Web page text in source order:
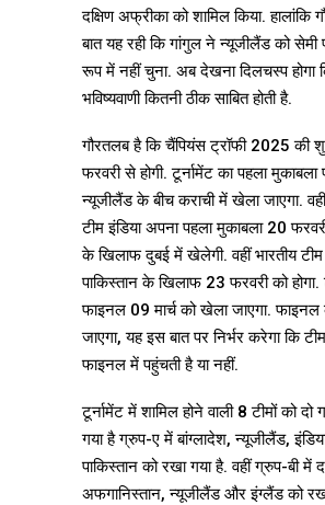
दक्षिण अफ्रीका को शामिल किया. हालांकि
बात यह रही कि गांगुल ने न्यूजीलैंड को
रूप में नहीं चुना. अब देखना दिलचस्प होगा
भविष्यवाणी कितनी ठीक साबित होती है.
गौरतलब है कि चैंपियंस ट्रॉफी 2025
फरवरी से होगी. टूर्नामेंट का पहला
न्यूजीलैंड के बीच कराची में खेला जाएगा.
टीम इंडिया अपना पहला मुकाबला 20
के खिलाफ दुबई में खेलेगी. वहीं भारतीय
पाकिस्तान के खिलाफ 23 फरवरी को होगा.
फाइनल 09 मार्च को खेला जाएगा.
जाएगा, यह इस बात पर निर्भर करेगा कि
फाइनल में पहुंचती है या नहीं.
टूर्नामेंट में शामिल होने वाली 8 टीमों को दो
गया है ग्रुप-ए में बांग्लादेश, न्यूजीलैंड,
पाकिस्तान को रखा गया है. वहीं ग्रुप-बी में
अफगानिस्तान, न्यूजीलैंड और इंग्लैंड को